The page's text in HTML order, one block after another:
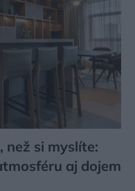
než si myslíte:
aj dojem